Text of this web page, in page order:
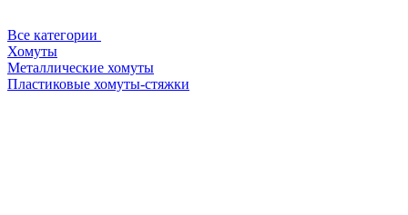
Все категории
Хомуты
Металлические хомуты
Пластиковые хомуты-стяжки